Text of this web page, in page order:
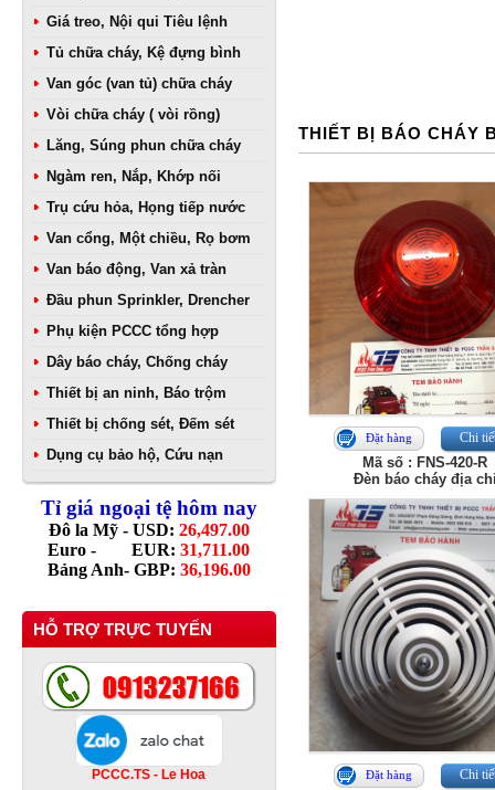
Giá treo, Nội qui Tiêu lệnh
Tủ chữa cháy, Kệ đựng bình
Van góc (van tủ) chữa cháy
Vòi chữa cháy ( vòi rồng)
Lăng, Súng phun chữa cháy
Ngàm ren, Nắp, Khớp nối
Trụ cứu hỏa, Họng tiếp nước
Van cổng, Một chiều, Rọ bơm
Van báo động, Van xả tràn
Đầu phun Sprinkler, Drencher
Phụ kiện PCCC tổng hợp
Dây báo cháy, Chống cháy
Thiết bị an ninh, Báo trộm
Thiết bị chống sét, Đếm sét
Dụng cụ bảo hộ, Cứu nạn
Tỉ giá ngoại tệ hôm nay
Đô la Mỹ - USD: 26,497.00
Euro - EUR: 31,711.00
Bảng Anh- GBP: 36,196.00
HỖ TRỢ TRỰC TUYẾN
PCCC.TS - Le Hoa
THIẾT BỊ BÁO CHÁY
Đặt hàng Chi
Mã số : FNS‑420‑R
Đèn báo cháy địa
Đặt hàng Chi